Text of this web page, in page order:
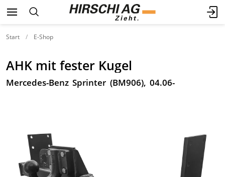
Start E-Shop
AHK mit fester Kugel
Mercedes-Benz Sprinter (BM906), 04.06-